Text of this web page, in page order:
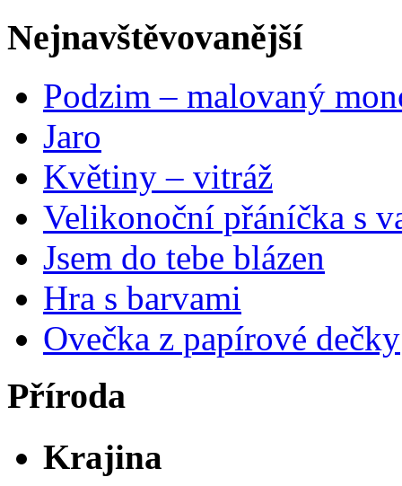
Nejnavštěvovanější
Podzim – malovaný
Jaro
Květiny – vitráž
Velikonoční přáníčka s
Jsem do tebe blázen
Hra s barvami
Ovečka z papírové dečky
Příroda
Krajina